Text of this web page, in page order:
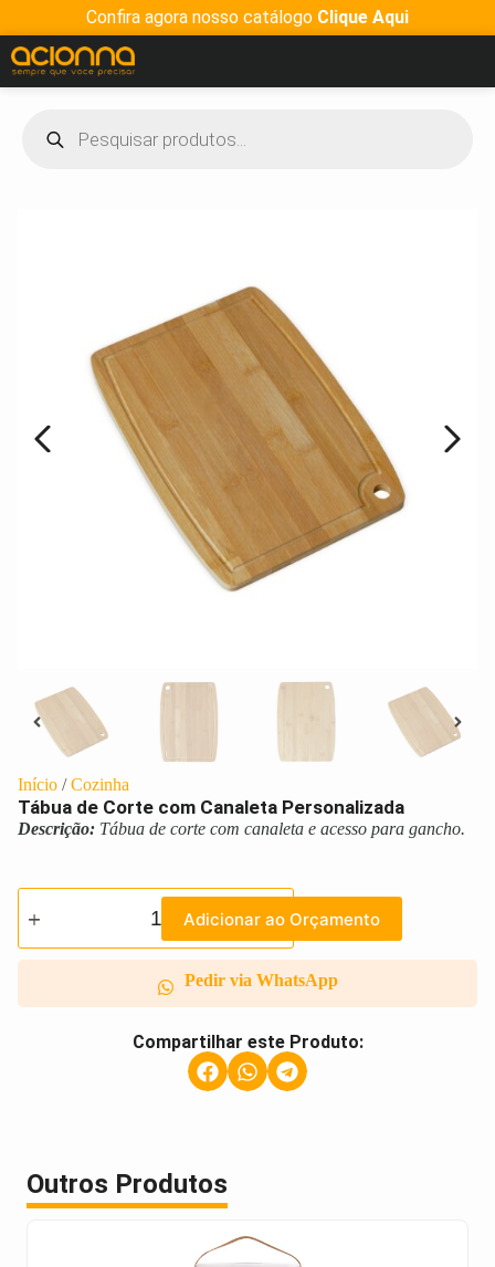
Confira agora nosso catálogo Clique Aqui
Início /Cozinha
Tábua de Corte com Canaleta Personalizada
Descrição: Tábua de corte com canaleta e acesso para gancho.
Adicionar ao Orçamento
Pedir via WhatsApp
Compartilhar este Produto:
Outros Produtos